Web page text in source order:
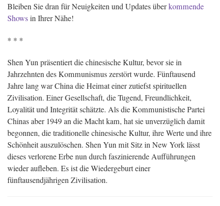
Bleiben Sie dran für Neuigkeiten und Updates überkommende
Showsin Ihrer Nähe!
* * *
Shen Yun präsentiert die chinesische Kultur, bevor sie in
Jahrzehnten des Kommunismus zerstört wurde. Fünftausend
Jahre lang war China die Heimat einer zutiefst spirituellen
Zivilisation. Einer Gesellschaft, die Tugend, Freundlichkeit,
Loyalität und Integrität schätzte. Als die Kommunistische Partei
Chinas aber 1949 an die Macht kam, hat sie unverzüglich damit
begonnen, die traditionelle chinesische Kultur, ihre Werte und ihre
Schönheit auszulöschen. Shen Yun mit Sitz in New York lässt
dieses verlorene Erbe nun durch faszinierende Aufführungen
wieder aufleben. Es ist die Wiedergeburt einer
fünftausendjährigen Zivilisation.